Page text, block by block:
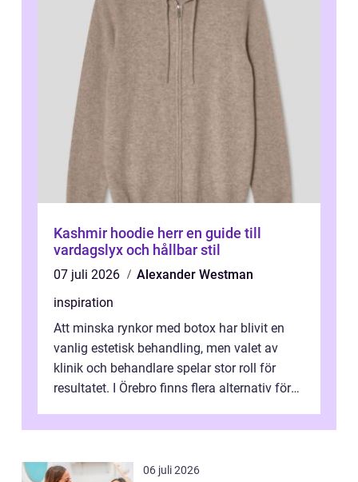
Kashmir hoodie herr en guide till
vardagslyx och hållbar stil
07 juli 2026
Alexander Westman
inspiration
Att minska rynkor med botox har blivit en
vanlig estetisk behandling, men valet av
klinik och behandlare spelar stor roll för
resultatet. I Örebro finns flera alternativ för
06 juli 2026